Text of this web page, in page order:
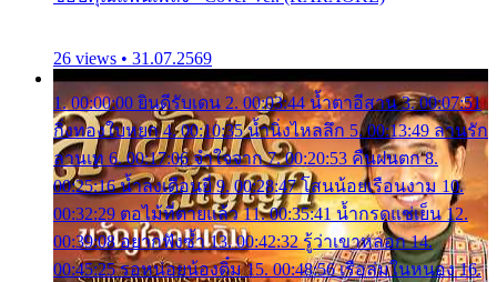
26 views • 31.07.2569
1. 00:00:00 ยินดีรับเดน 2. 00:03:44 น้ำตาอีสาน 3. 00:07:51
กิ่งทองใบหยก 4. 00:10:35 น้ำนิ่งไหลลึก 5. 00:13:49 ลานรัก
ลานเท 6. 00:17:06 จำใจจาก 7. 00:20:53 คืนฝนตก 8.
00:25:16 น้ำลงเดือนยี่ 9. 00:28:47 โสนน้อยเรือนงาม 10.
00:32:29 ตอไม้ที่ตายแล้ว 11. 00:35:41 น้ำกรดแช่เย็น 12.
00:39:08 อยากฟังซ้ำ 13. 00:42:32 รู้ว่าเขาหลอก 14.
00:45:25 รอหน่อยน้องติ๋ม 15. 00:48:56 เรือล่มในหนอง 16.